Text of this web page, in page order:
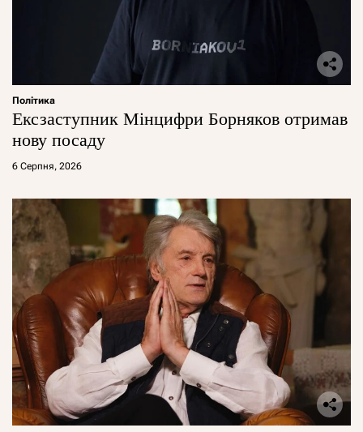
Політика
Ексзаступник Мінцифри Борняков отримав
нову посаду
6 Серпня, 2026